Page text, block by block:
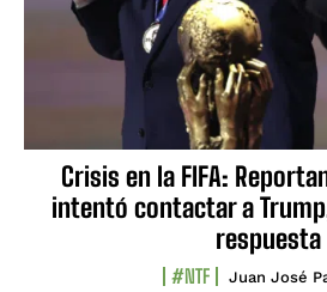
Crisis en la FIFA:
intentó contactar a
respuesta
#NTF Juan José